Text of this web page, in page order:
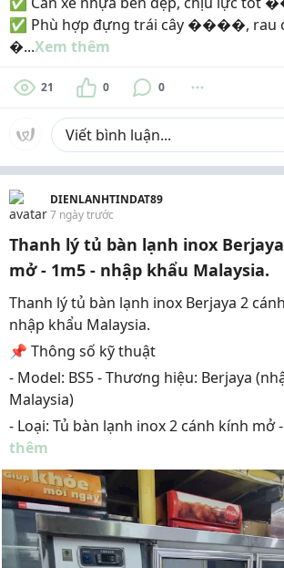
✅ Phù hợp đựng trái cây ����,
�...Xem thêm
21 0 0
DIENLANHTINDAT89
7 ngày trước
Thanh lý tủ bàn lạnh inox
mở - 1m5 - nhập khẩu Malaysia.
Thanh lý tủ bàn lạnh inox Berjaya 2
nhập khẩu Malaysia.
📌 Thông số kỹ thuật
- Model: BS5 - Thương hiệu: Berjaya
Malaysia)
- Loại: Tủ bàn lạnh inox 2 cánh kính mở
thêm